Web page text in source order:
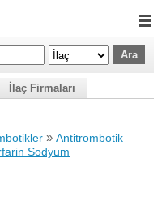
İlaç Firmaları
» Antitrombotik
Sodyum